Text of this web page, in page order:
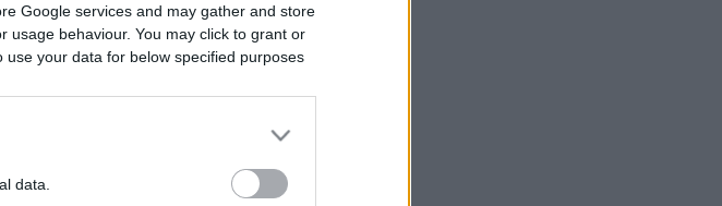
Google services and may gather and store
usage behaviour. You may click to grant or
your data for below specified purposes
data.